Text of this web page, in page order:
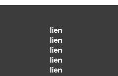
lien
lien
lien
lien
lien